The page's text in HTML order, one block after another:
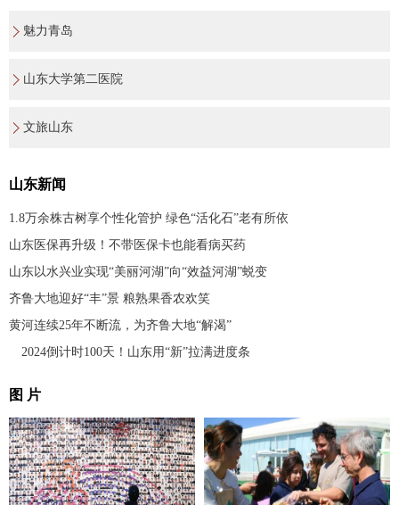
魅力青岛
山东大学第二医院
文旅山东
山东新闻
1.8万余株古树享个性化管护 绿色“活化石”老有所依
山东医保再升级！不带医保卡也能看病买药
山东以水兴业实现“美丽河湖”向“效益河湖”蜕变
齐鲁大地迎好“丰”景 粮熟果香农欢笑
黄河连续25年不断流，为齐鲁大地“解渴”
2024倒计时100天！山东用“新”拉满进度条
图 片